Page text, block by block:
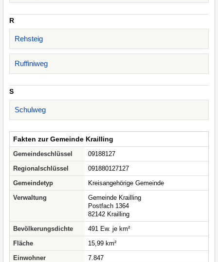
R
Rehsteig
Ruffiniweg
S
Schulweg
Fakten zur Gemeinde Krailling
Gemeindeschlüssel
09188127
Regionalschlüssel
091880127127
Gemeindetyp
Kreisangehörige Gemeinde
Verwaltung
Gemeinde Krailling
Postfach 1364
82142 Krailling
Bevölkerungsdichte
491 Ew. je km²
Fläche
15,99 km²
Einwohner
7.847